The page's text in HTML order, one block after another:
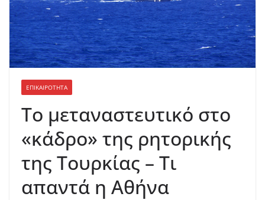
ΕΠΙΚΑΙΡΟΤΗΤΑ
Το μεταναστευτικό στο
«κάδρο» της ρητορικής
της Τουρκίας – Τι
απαντά η Αθήνα